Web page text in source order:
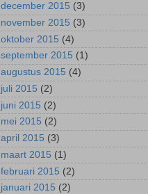
december 2015 (3)
november 2015 (3)
oktober 2015 (4)
september 2015 (1)
augustus 2015 (4)
juli 2015 (2)
juni 2015 (2)
mei 2015 (2)
april 2015 (3)
maart 2015 (1)
februari 2015 (2)
januari 2015 (2)